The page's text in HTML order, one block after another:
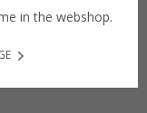
in the webshop.